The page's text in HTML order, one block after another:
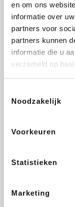
en om ons
informatie over
partners voor
partners kunnen
informatie die u
verzameld op
Noodzakelijk
Voorkeuren
Statistieken
Marketing
DectDirect
Ibood